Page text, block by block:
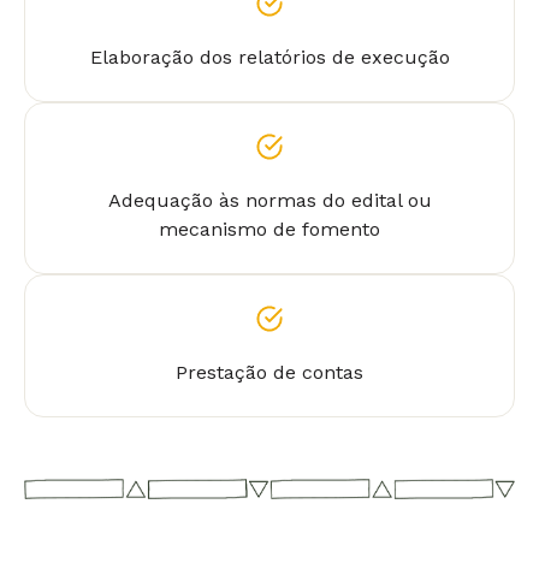
Elaboração dos relatórios de execução
Adequação às normas do edital ou
mecanismo de fomento
Prestação de contas